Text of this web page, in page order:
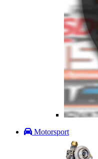
Motorsport